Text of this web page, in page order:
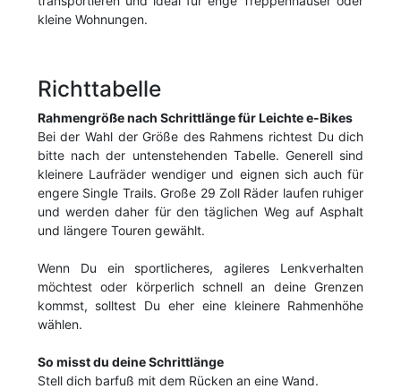
kleine Wohnungen.
Richttabelle
Rahmengröße nach Schrittlänge für Leichte e-Bikes
Bei der Wahl der Größe des Rahmens richtest Du dich
bitte nach der untenstehenden Tabelle. Generell sind
kleinere Laufräder wendiger und eignen sich auch für
engere Single Trails. Große 29 Zoll Räder laufen ruhiger
und werden daher für den täglichen Weg auf Asphalt
und längere Touren gewählt.
Wenn Du ein sportlicheres, agileres Lenkverhalten
möchtest oder körperlich schnell an deine Grenzen
kommst, solltest Du eher eine kleinere Rahmenhöhe
wählen.
So misst du deine Schrittlänge
Stell dich barfuß mit dem Rücken an eine Wand.